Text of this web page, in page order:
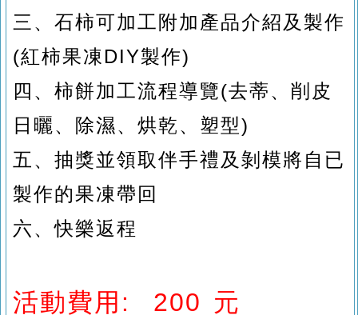
三、石柿可加工附加產品介紹及製作
(紅柿果凍DIY製作)
四、柿餅加工流程導覽(去蒂、削皮
日曬、除濕、烘乾、塑型)
五 、 抽獎並領取伴手禮及剝模將自已
製作的果凍帶回
六、快樂返程
活動費用: 200 元